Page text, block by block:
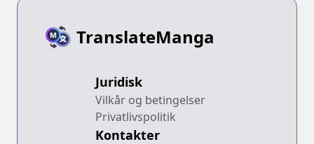
TranslateManga
Juridisk
Vilkår og betingelser
Privatlivspolitik
Kontakter